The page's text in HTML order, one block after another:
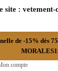
de -15% dès
compte